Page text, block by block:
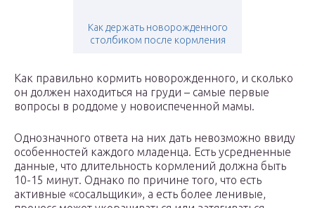
Как держать новорожденного
столбиком после кормления
Как правильно кормить новорожденного, и сколько
он должен находиться на груди – самые первые
вопросы в роддоме у новоиспеченной мамы.
Однозначного ответа на них дать невозможно ввиду
особенностей каждого младенца. Есть усредненные
данные, что длительность кормлений должна быть
10-15 минут. Однако по причине того, что есть
активные «сосальщики», а есть более ленивые,